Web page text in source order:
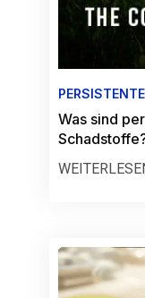
Was sind